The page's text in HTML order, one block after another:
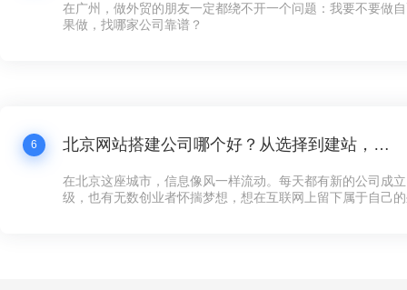
在广州，做外贸的朋友一定都绕不开一个问题：我要不要做
果做，找哪家公司靠谱？
6 北京网站搭建公司哪个好？从选择到建站，这些你必须知道的事
在北京这座城市，信息像风一样流动。每天都有新的公司成
级，也有无数创业者怀揣梦想，想在互联网上留下属于自己